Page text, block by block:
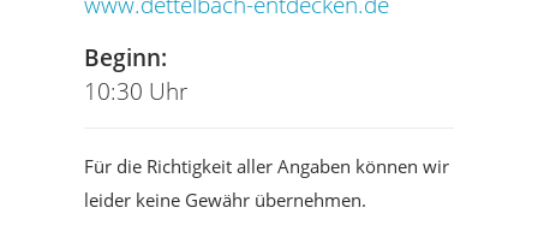
Beginn:
10:30 Uhr
Für die Richtigkeit aller Angaben können wir
leider keine Gewähr übernehmen.